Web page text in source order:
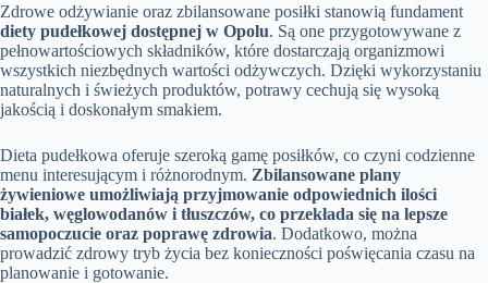
Zdrowe odżywianie oraz zbilansowane posiłki stanowią fundament
diety pudełkowej dostępnej w Opolu. Są one przygotowywane z
pełnowartościowych składników, które dostarczają organizmowi
wszystkich niezbędnych wartości odżywczych. Dzięki wykorzystaniu
naturalnych i świeżych produktów, potrawy cechują się wysoką
jakością i doskonałym smakiem.
Dieta pudełkowa oferuje szeroką gamę posiłków, co czyni codzienne
menu interesującym i różnorodnym. Zbilansowane plany
żywieniowe umożliwiają przyjmowanie odpowiednich ilości
białek, węglowodanów i tłuszczów, co przekłada się na lepsze
samopoczucie oraz poprawę zdrowia. Dodatkowo, można
prowadzić zdrowy tryb życia bez konieczności poświęcania czasu na
planowanie i gotowanie.